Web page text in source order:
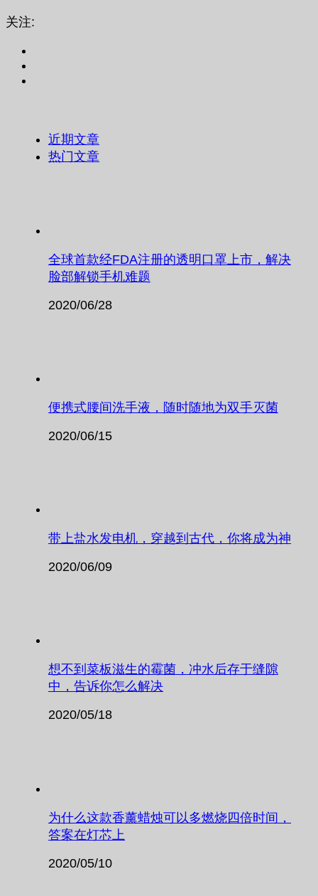
关注:
近期文章
热门文章
全球首款经FDA注册的透明口罩上市，解决
脸部解锁手机难题
2020/06/28
便携式腰间洗手液，随时随地为双手灭菌
2020/06/15
带上盐水发电机，穿越到古代，你将成为神
2020/06/09
想不到菜板滋生的霉菌，冲水后存于缝隙
中，告诉你怎么解决
2020/05/18
为什么这款香薰蜡烛可以多燃烧四倍时间，
答案在灯芯上
2020/05/10